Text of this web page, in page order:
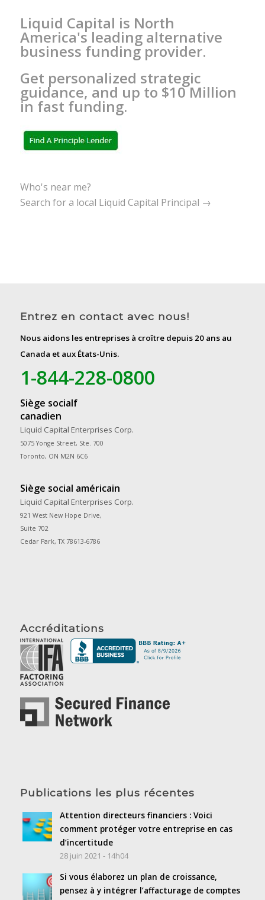
Liquid Capital is North
America's leading alternative
business funding provider.
Get personalized strategic
guidance, and up to $10 Million
in fast funding.
Who's near me?
Search for a local Liquid Capital Principal →
Entrez en contact avec nous!
Nous aidons les entreprises à croître depuis 20 ans au
Canada et aux États-Unis.
1-844-228-0800
Siège socialf
canadien
Liquid Capital Enterprises Corp.
5075 Yonge Street, Ste. 700
Toronto, ON M2N 6C6
Siège social américain
Liquid Capital Enterprises Corp.
921 West New Hope Drive,
Suite 702
Cedar Park, TX 78613-6786
Accréditations
Publications les plus récentes
Attention directeurs financiers : Voici
comment protéger votre entreprise en cas
d’incertitude
28 juin 2021 - 14h04
Si vous élaborez un plan de croissance,
pensez à y intégrer l’affacturage de comptes